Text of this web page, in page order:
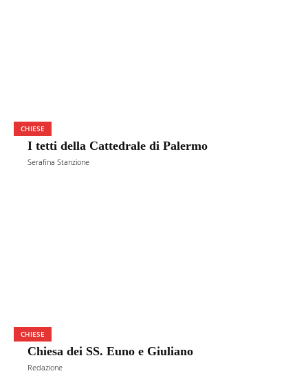
CHIESE
I tetti della Cattedrale di Palermo
Serafina Stanzione
CHIESE
Chiesa dei SS. Euno e Giuliano
Redazione